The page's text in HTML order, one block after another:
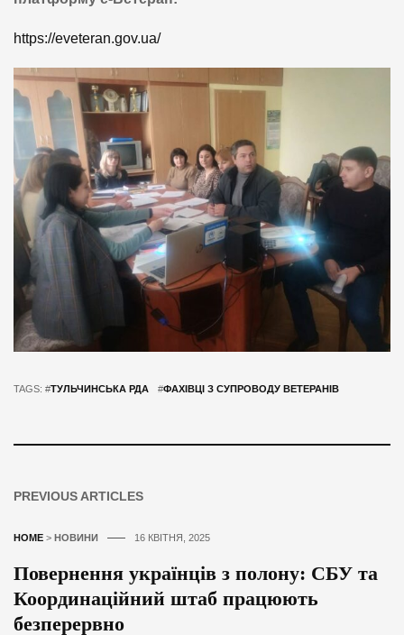
https://eveteran.gov.ua/
TAGS: #ТУЛЬЧИНСЬКА РДА #ФАХІВЦІ З СУПРОВОДУ ВЕТЕРАНІВ
PREVIOUS ARTICLES
HOME > НОВИНИ 16 КВІТНЯ, 2025
Повернення українців з полону: СБУ та
Координаційний штаб працюють
безперервно